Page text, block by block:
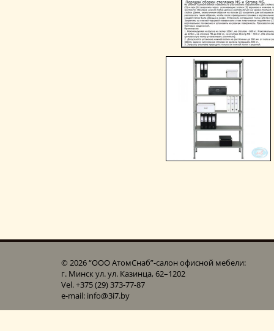
© 2026 “ООО АтомСнаб”-cалон офисной мебели:
г. Минск ул. ул. Казинца, 62–1202
Vel. +375 (29) 373-77-87
e-mail: info@3i7.by